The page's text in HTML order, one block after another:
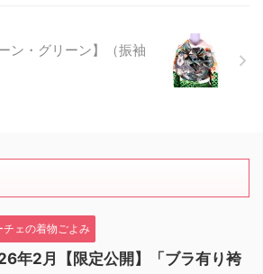
ン・グリーン】（振袖
チェの着物ごよみ
年2月【限定公開】「ブラ有り袴